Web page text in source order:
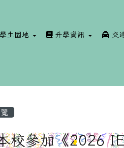
生園地 升學資訊 交
校參加《2026